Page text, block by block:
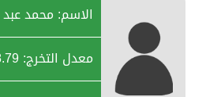
الاسم: محمد عبد
معدل التخرج: 78.79